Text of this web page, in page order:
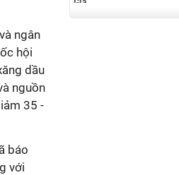
ngân
hội
dầu
nguồn
35 -
báo
với